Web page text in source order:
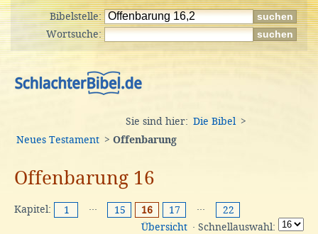
Bibelstelle:
Wortsuche:
Sie sind hier: Die Bibel
>
Neues Testament > Offenbarung
Offenbarung 16
Kapitel: 1 ··· 15 16 17 ···
22
Übersicht · Schnellauswahl: